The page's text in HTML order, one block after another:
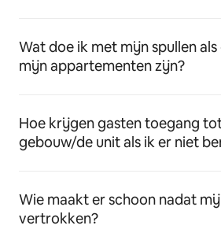
Wat doe ik met mijn spullen als
mijn appartementen zijn?
Hoe krijgen gasten toegang
gebouw/de unit als ik er niet
Wie maakt er schoon nadat
vertrokken?